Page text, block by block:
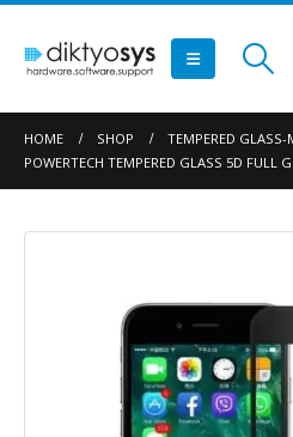
HOME SHOP
TEMPERED
POWERTECH TEMPERED GLASS 5D FULL